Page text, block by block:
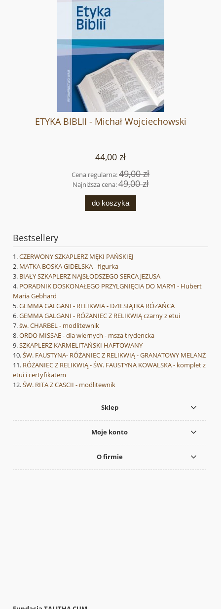
ETYKA BIBLII - Michał Wojciechowski
44,00 zł
Cena regularna:49,00 zł
Najniższa cena:49,00 zł
do koszyka
Bestsellery
CZERWONY SZKAPLERZ MĘKI PAŃSKIEJ
MATKA BOSKA GIDELSKA - figurka
BIAŁY SZKAPLERZ NAJSŁODSZEGO SERCA JEZUSA
PORADNIK DOSKONAŁEGO PRZYLGNIĘCIA DO MARYI - Hubert
Maria Gebhard
GEMMA GALGANI - RELIKWIA - DZIESIĄTKA RÓŻAŃCA
GEMMA GALGANI - RÓŻANIEC Z RELIKWIĄ czarny z etui
św. CHARBEL - modlitewnik
ORDO MISSAE - dla wiernych - msza trydencka
SZKAPLERZ KARMELITAŃSKI HAFTOWANY
ŚW. FAUSTYNA- RÓŻANIEC Z RELIKWIĄ - GRANATOWY MELANŻ
RÓŻANIEC Z RELIKWIĄ - ŚW. FAUSTYNA KOWALSKA - komplet z
etui i certyfikatem
ŚW. RITA Z CASCII - modlitewnik
Sklep
Moje konto
O firmie